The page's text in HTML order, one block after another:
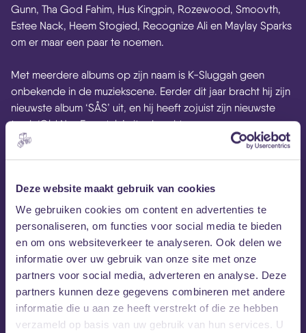
Deze website maakt gebruik van cookies
We gebruiken cookies om content en advertenties te
personaliseren, om functies voor social media te bieden
en om ons websiteverkeer te analyseren. Ook delen we
informatie over uw gebruik van onze site met onze
partners voor social media, adverteren en analyse. Deze
partners kunnen deze gegevens combineren met andere
informatie die u aan ze heeft verstrekt of die ze hebben
verzameld op basis van uw gebruik van hun services. U
Gunn, Tha God Fahim, Hus Kingpin, Rozewood, Smoovth,
Estee Nack, Heem Stogied, Recognize Ali en Maylay Sparks
om er maar een paar te noemen.
Met meerdere albums op zijn naam is K-Sluggah geen
onbekende in de muziekscene. Eerder dit jaar bracht hij zijn
nieuwste album ‘SÅS’ uit, en hij heeft zojuist zijn nieuwste
track ‘Old Nas Freestyle’ uitgebracht.